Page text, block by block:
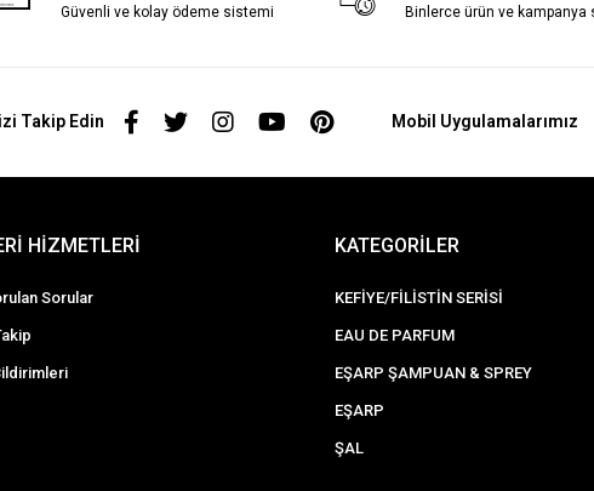
Güvenli ve kolay ödeme sistemi Binlerce ürün ve kampanya
Takip Edin Mobil Uygulamalarımız
HİZMETLERİ
Sorular
KATEGORİLER
KEFİYE/FİLİSTİN SERİSİ
EAU DE PARFUM
EŞARP ŞAMPUAN & SPREY
EŞARP
ŞAL